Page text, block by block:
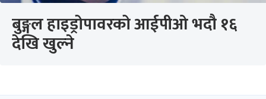
बुङ्गल हाइड्रोपावरको आईपीओ भदौ १६
देखि खुल्ने